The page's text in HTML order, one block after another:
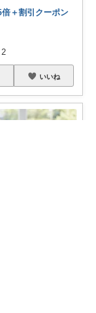
＋割引クーポン
2
いいね